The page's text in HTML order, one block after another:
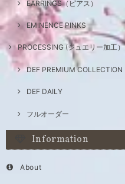
EARRINGS（ピアス）
EMINENCE PINKS
PROCESSING (ジュエリー加工）
DEF PREMIUM COLLECTION
DEF DAILY
フルオーダー
Information
About